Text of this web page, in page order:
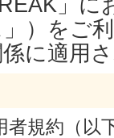
）をご
に適用
規約（以